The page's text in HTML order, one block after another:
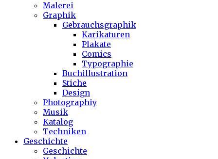
Malerei
Graphik
Gebrauchsgraphik
Karikaturen
Plakate
Comics
Typographie
Buchillustration
Stiche
Design
Photographiy
Musik
Katalog
Techniken
Geschichte
Geschichte